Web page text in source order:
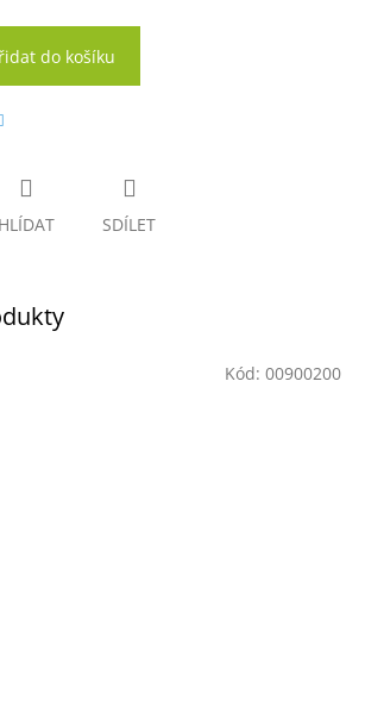
do košíku
HLÍDAT SDÍLET
Kód: 00900200